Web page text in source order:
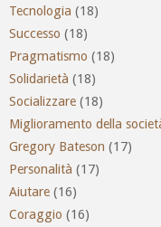
Tecnologia (18)
Successo (18)
Pragmatismo (18)
Solidarietà (18)
Socializzare (18)
Miglioramento della
Gregory Bateson (17)
Personalità (17)
Aiutare (16)
Coraggio (16)